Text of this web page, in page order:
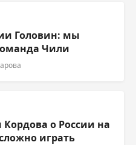
Головин: мы
Чили
о России на
играть